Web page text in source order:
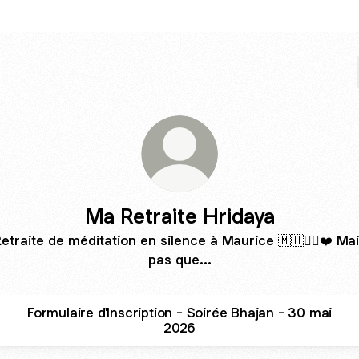
Ma Retraite Hridaya
de méditation en silence à Maurice 🇲🇺🧘‍♂️❤️
pas que...
Formulaire d'Inscription - Soirée Bhajan - 30 mai
2026